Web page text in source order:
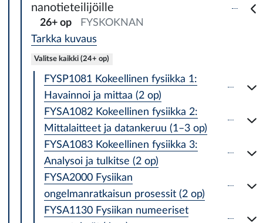
nanotieteilijöille
26+ op
FYSKOKNAN
Tarkka kuvaus
Valitse kaikki (24+ op)
FYSP1081 Kokeellinen fysiikka 1:
Havainnoi ja mittaa (2 op)
FYSA1082 Kokeellinen fysiikka 2:
Mittalaitteet ja datankeruu (1–3 op)
FYSA1083 Kokeellinen fysiikka 3:
Analysoi ja tulkitse (2 op)
FYSA2000 Fysiikan
ongelmanratkaisun prosessit (2 op)
FYSA1130 Fysiikan numeeriset